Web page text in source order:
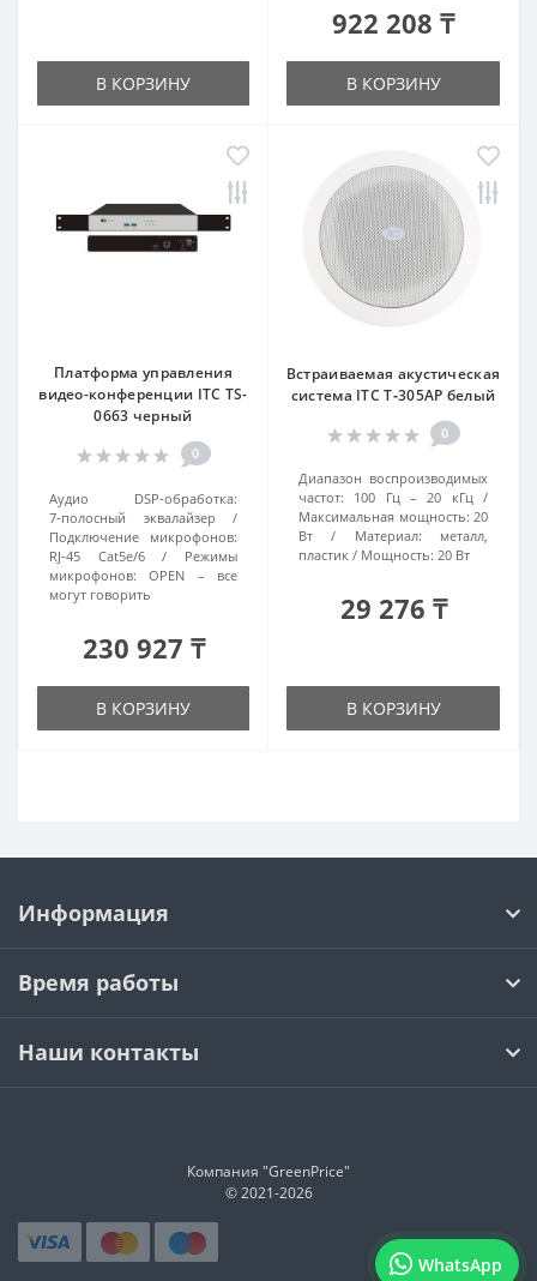
В КОРЗИНУ
922 208 ₸
В КОРЗИНУ
Платформа управления
видео-конференции ITC TS-
0663 черный
0
Аудио DSP‑обработка:
7‑полосный эквалайзер
Подключение микрофонов:
RJ‑45 Cat5e/6
Режимы
микрофонов:
OPEN – все
могут говорить
230 927 ₸
В КОРЗИНУ
Встраиваемая акустическая
система ITC T‑305AP белый
0
Диапазон воспроизводимых
частот:
100 Гц – 20 кГц
Максимальная мощность: 20
Вт
Материал:
металл,
пластик
Мощность: 20 Вт
29 276 ₸
В КОРЗИНУ
WhatsApp
Информация
Время работы
Наши контакты
Компания "GreenPrice"
© 2021-2026